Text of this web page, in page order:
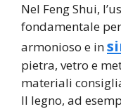
Nel Feng Shui,
fondamentale
armonioso e in
pietra, vetro e
materiali
Il legno, ad